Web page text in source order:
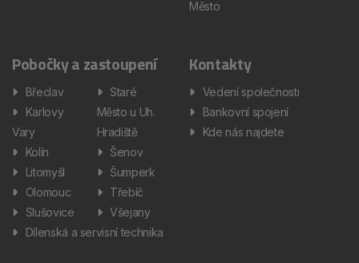
Město
Pobočky a zastoupení
Břeclav
Karlovy
Vary
Kolín
Litomyšl
Olomouc
Slušovice
Staré
Město u Uh.
Hradiště
Šenov
Šumperk
Třebíč
Všejany
Dílenská a servisní technika
Kontakty
Vedení společnosti
Bankovní spojení
Kde nás najdete